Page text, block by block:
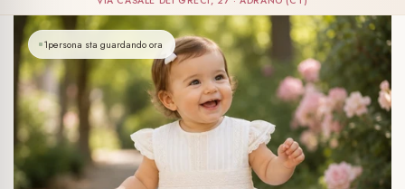
1persona sta guardando ora